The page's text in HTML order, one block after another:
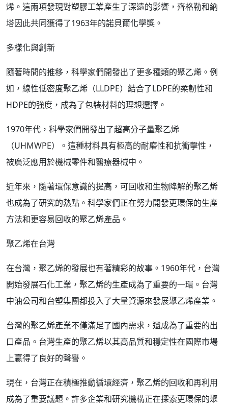
烯。這兩項發現對塑膠工業產生了深遠的影響，齊格勒和納
塔因此共同獲得了1963年的諾貝爾化學獎。
多樣化與創新
隨著時間的推移，科學家們開發出了更多種類的聚乙烯。例
如，線性低密度聚乙烯（LLDPE）結合了LDPE的柔韌性和
HDPE的強度，成為了包裝材料的理想選擇。
1970年代，科學家們開發出了超高分子量聚乙烯
（UHMWPE）。這種材料具有極高的耐磨性和抗衝擊性，
被廣泛應用於機械零件和醫療器械中。
近年來，隨著環保意識的提高，可回收和生物降解的聚乙烯
也成為了研究的熱點。科學家們正在努力開發更環保的生產
方法和更容易回收的聚乙烯產品。
聚乙烯在台灣
在台灣，聚乙烯的發展也有著精彩的故事。1960年代，台灣
開始發展石化工業，聚乙烯的生產成為了重要的一環。台灣
中油公司和台塑集團都投入了大量資源來發展聚乙烯產業。
台灣的聚乙烯產業不僅滿足了國內需求，還成為了重要的出
口產品。台灣生產的聚乙烯以其高品質和穩定性在國際市場
上贏得了良好的聲譽。
現在，台灣正在積極推動循環經濟，聚乙烯的回收和再利用
成為了重要議題。許多企業和研究機構正在探索更環保的聚